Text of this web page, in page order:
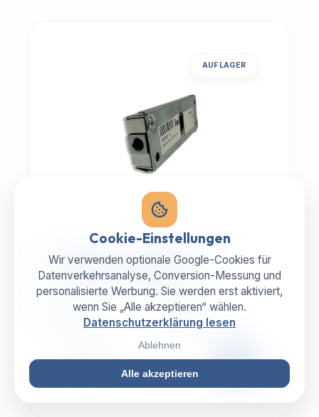
AUF LAGER
ILLIG Bar lock 8059112
HERSTELLER KATEGORIE
Schloß
99,00 €
ZZGL. MWST.
Cookie-Einstellungen
Wir verwenden optionale Google-Cookies für
Datenverkehrsanalyse, Conversion-Messung und
personalisierte Werbung. Sie werden erst aktiviert,
wenn Sie „Alle akzeptieren“ wählen.
Datenschutzerklärung lesen
Ablehnen
Alle akzeptieren